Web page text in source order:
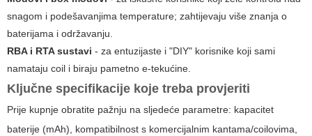
snagom i podešavanjima temperature; zahtijevaju više znanja o
baterijama i održavanju.
RBA i RTA sustavi - za entuzijaste i "DIY" korisnike koji sami
namataju coil i biraju pametno e-tekućine.
Ključne specifikacije koje treba provjeriti
Prije kupnje obratite pažnju na sljedeće parametre: kapacitet
baterije (mAh), kompatibilnost s komercijalnim kantama/coilovima,